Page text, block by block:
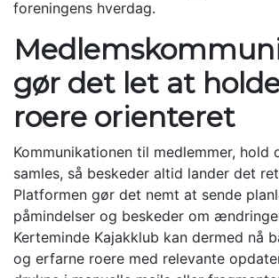
foreningens hverdag.
gør det let at
roere orienteret
Kommunikationen til medlemmer, hold
samles, så beskeder altid lander det
Platformen gør det nemt at sende
påmindelser og beskeder om
Kerteminde Kajakklub kan dermed nå
og erfarne roere med relevante